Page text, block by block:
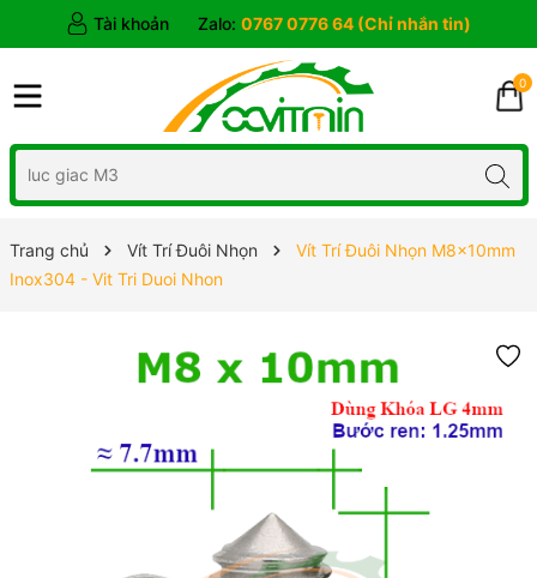
Tài khoản Zalo: 0767 0776 64 (Chỉ nhắn tin)
0
Trang chủ Vít Trí Đuôi Nhọn
Vít Trí Đuôi Nhọn M8x10mm
Inox304 - Vit Tri Duoi Nhon